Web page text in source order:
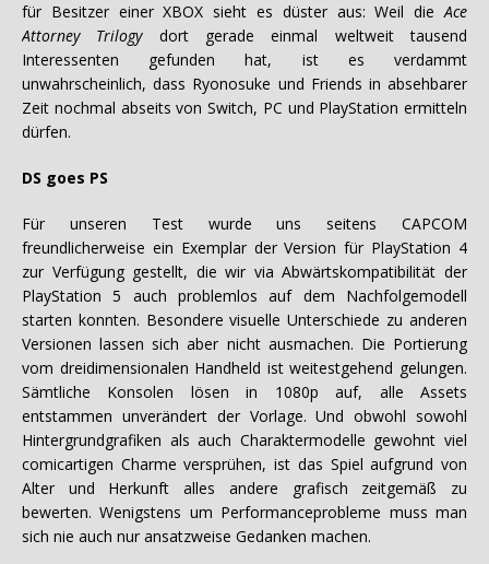
für Besitzer einer XBOX sieht es düster aus: Weil dieAce
Attorney Trilogydort gerade einmal weltweit tausend
Interessenten gefunden hat, ist es verdammt
unwahrscheinlich, dass Ryonosuke und Friends in absehbarer
Zeit nochmal abseits von Switch, PC und PlayStation ermitteln
dürfen.
DS goes PS
Für unseren Test wurde uns seitens CAPCOM
freundlicherweise ein Exemplar der Version für PlayStation 4
zur Verfügung gestellt, die wir via Abwärtskompatibilität der
PlayStation 5 auch problemlos auf dem Nachfolgemodell
starten konnten. Besondere visuelle Unterschiede zu anderen
Versionen lassen sich aber nicht ausmachen. Die Portierung
vom dreidimensionalen Handheld ist weitestgehend gelungen.
Sämtliche Konsolen lösen in 1080p auf, alle Assets
entstammen unverändert der Vorlage. Und obwohl sowohl
Hintergrundgrafiken als auch Charaktermodelle gewohnt viel
comicartigen Charme versprühen, ist das Spiel aufgrund von
Alter und Herkunft alles andere grafisch zeitgemäß zu
bewerten. Wenigstens um Performanceprobleme muss man
sich nie auch nur ansatzweise Gedanken machen.